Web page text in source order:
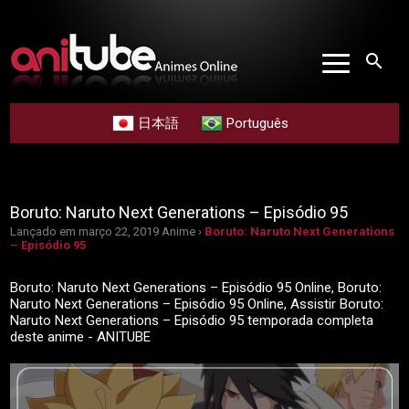
search
日本語 Português
Boruto: Naruto Next Generations – Episódio 95
Lançado em março 22, 2019 Anime › Boruto: Naruto Next Generations
– Episódio 95
Boruto: Naruto Next Generations – Episódio 95 Online, Boruto:
Naruto Next Generations – Episódio 95 Online, Assistir Boruto:
Naruto Next Generations – Episódio 95 temporada completa
deste anime - ANITUBE